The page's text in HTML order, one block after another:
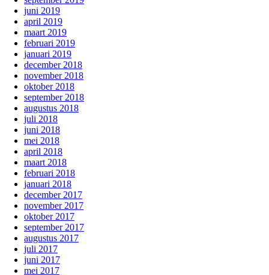
juni 2019
april 2019
maart 2019
februari 2019
januari 2019
december 2018
november 2018
oktober 2018
september 2018
augustus 2018
juli 2018
juni 2018
mei 2018
april 2018
maart 2018
februari 2018
januari 2018
december 2017
november 2017
oktober 2017
september 2017
augustus 2017
juli 2017
juni 2017
mei 2017